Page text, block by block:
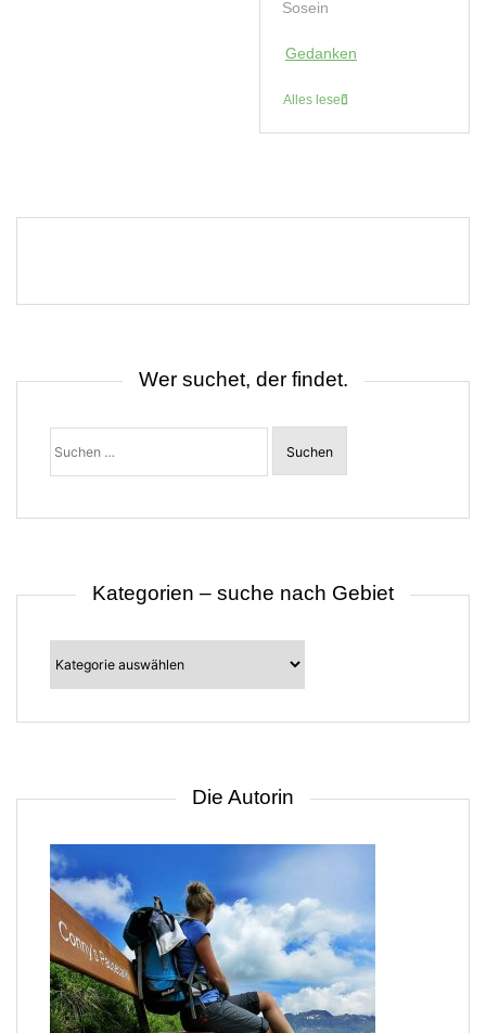
Sosein
Gedanken
Alles lesen
Wer suchet, der findet.
Suchen
nach:
Kategorien – suche nach Gebiet
–
suche
nach
Die Autorin